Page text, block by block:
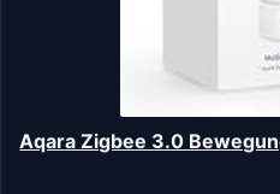
Aqara Zigbee 3.0